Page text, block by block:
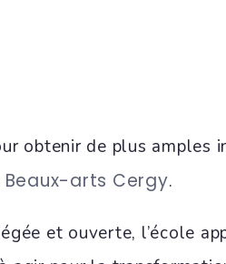
obtenir de plus amples
arts Cergy.
et ouverte, l’école